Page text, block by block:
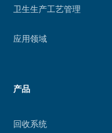
强
实
卫生生产工艺管理
应用领域
产品
回收系统